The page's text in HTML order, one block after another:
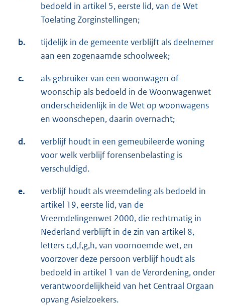
bedoeld in artikel 5, eerste lid, van de Wet
Toelating Zorginstellingen;
b.
tijdelijk in de gemeente verblijft als deelnemer
aan een zogenaamde schoolweek;
c.
als gebruiker van een woonwagen of
woonschip als bedoeld in de Woonwagenwet
onderscheidenlijk in de Wet op woonwagens
en woonschepen, daarin overnacht;
d.
verblijf houdt in een gemeubileerde woning
voor welk verblijf forensenbelasting is
verschuldigd.
e.
verblijf houdt als vreemdeling als bedoeld in
artikel 19, eerste lid, van de
Vreemdelingenwet 2000, die rechtmatig in
Nederland verblijft in de zin van artikel 8,
letters c,d,f,g,h, van voornoemde wet, en
voorzover deze persoon verblijf houdt als
bedoeld in artikel 1 van de Verordening, onder
verantwoordelijkheid van het Centraal Orgaan
opvang Asielzoekers.